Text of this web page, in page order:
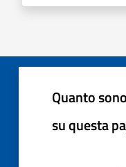
Quanto
su questa